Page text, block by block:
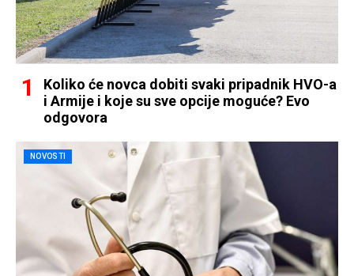
Koliko će novca dobiti svaki pripadnik HVO-a
i Armije i koje su sve opcije moguće? Evo
odgovora
NOVOSTI